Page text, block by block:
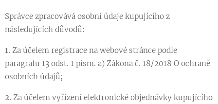
Správce zpracovává osobní údaje kupujícího z
následujících důvodů:
1. Za účelem registrace na webové stránce podle
paragrafu 13 odst. 1 písm. a) Zákona č. 18/2018 O ochraně
osobních údajů;
2. Za účelem vyřízení elektronické objednávky kupujícího